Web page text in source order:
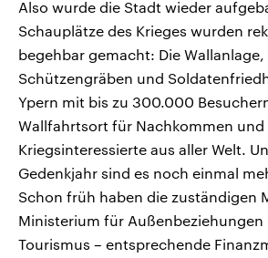
Also wurde die Stadt wieder
Schauplätze des Krieges wurden
begehbar gemacht: Die Wallanlage,
Schützengräben und
Ypern mit bis zu 300.000
Wallfahrtsort für Nachkommen und
Kriegsinteressierte aus aller Welt.
Gedenkjahr sind es noch einmal
Schon früh haben die zuständigen
Ministerium für Außenbeziehungen
Tourismus – entsprechende